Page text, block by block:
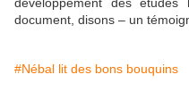
document, disons – un
#Nébal lit des bons bouquins